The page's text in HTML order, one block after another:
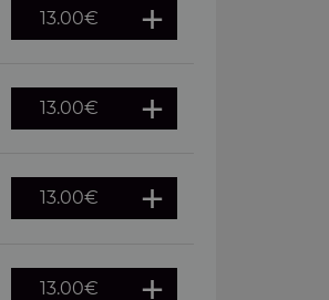
13.00€
13.00€
13.00€
13.00€